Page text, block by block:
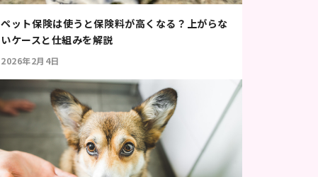
ペット保険は使うと保険料が高くなる？上がらな
いケースと仕組みを解説
2026年2月4日